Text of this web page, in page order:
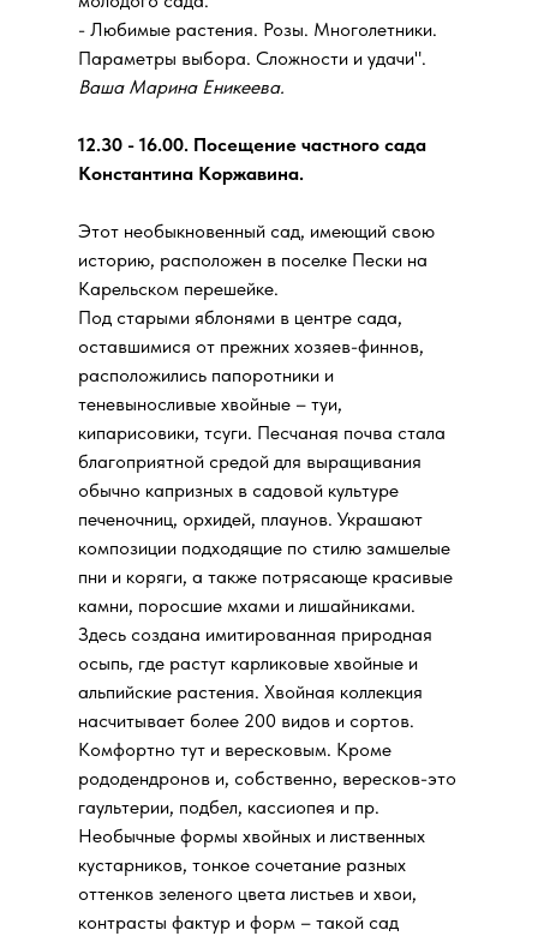
- Любимые растения. Розы. Многолетники.
Параметры выбора. Сложности и удачи".
Ваша Марина Еникеева.
12.30 - 16.00. Посещение частного сада
Константина Коржавина.
Этот необыкновенный сад, имеющий свою
историю, расположен в поселке Пески на
Карельском перешейке.
Под старыми яблонями в центре сада,
оставшимися от прежних хозяев-финнов,
расположились папоротники и
теневыносливые хвойные – туи,
кипарисовики, тсуги. Песчаная почва стала
благоприятной средой для выращивания
обычно капризных в садовой культуре
печеночниц, орхидей, плаунов. Украшают
композиции подходящие по стилю замшелые
пни и коряги, а также потрясающе красивые
камни, поросшие мхами и лишайниками.
Здесь создана имитированная природная
осыпь, где растут карликовые хвойные и
альпийские растения. Хвойная коллекция
насчитывает более 200 видов и сортов.
Комфортно тут и вересковым. Кроме
рододендронов и, собственно, вересков-это
гаультерии, подбел, кассиопея и пр.
Необычные формы хвойных и лиственных
кустарников, тонкое сочетание разных
оттенков зеленого цвета листьев и хвои,
контрасты фактур и форм – такой сад